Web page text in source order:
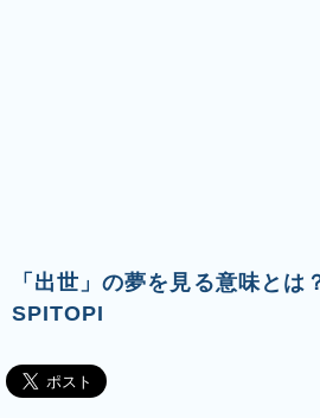
「出世」の夢を見る意味とは
SPITOPI